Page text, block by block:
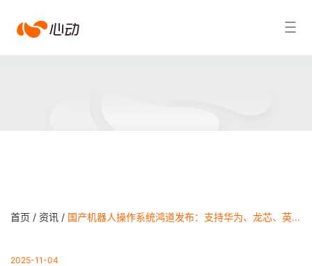
爱搜索结果
首页 / 资讯 / 国产机器人操作系统鸿道发布：支持华为、龙芯、英伟达等 - 爱游戏app官方网站
2025-11-04